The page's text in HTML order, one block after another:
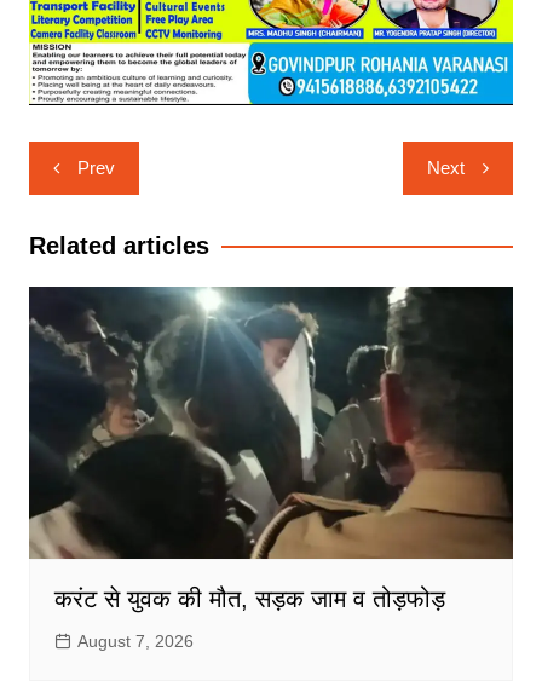
Post
navigation
Prev Next
Related articles
करंट से युवक की मौत, सड़क जाम व तोड़फोड़
August 7, 2026